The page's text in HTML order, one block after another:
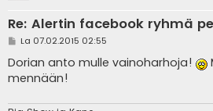
Re: Alertin facebook ryhmä
V
e
s
t
La 07.02.2015 02:55
Dorian anto mulle vainoharhoja!
mennään!